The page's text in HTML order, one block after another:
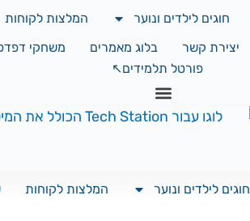
חוגים לילדים ונוער
המלצות לקוחות
יצירת קשר בלוג מאמרים
משחקי
פורטל תלמידים↖️
חוגים לילדים ונוער המלצות לקוחות